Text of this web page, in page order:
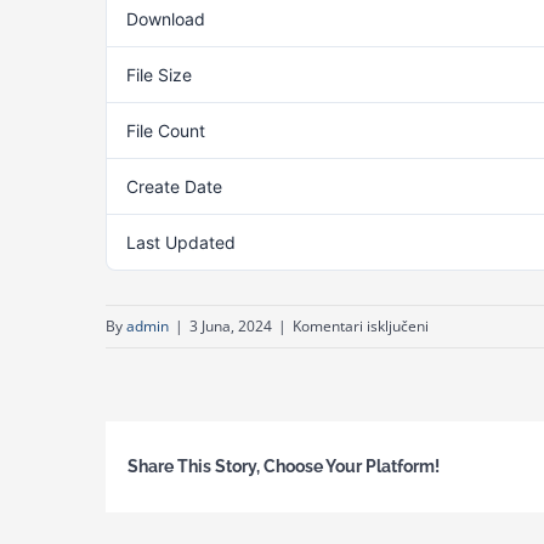
Download
File Size
File Count
Create Date
Last Updated
Byadmin | 3 Juna, 2024 | Komentari isključeni
tužilaštvima
Share This Story, Choose Your Platform!